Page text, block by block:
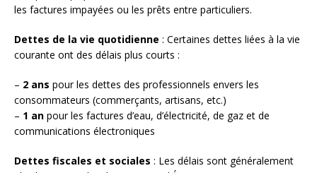
les factures impayées ou les prêts entre particuliers.
Dettes de la vie quotidienne : Certaines dettes liées à la vie
courante ont des délais plus courts :
– 2 ans pour les dettes des professionnels envers les
consommateurs (commerçants, artisans, etc.)
– 1 an pour les factures d’eau, d’électricité, de gaz et de
communications électroniques
Dettes fiscales et sociales : Les délais sont généralement